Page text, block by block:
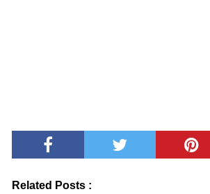
Related Posts :